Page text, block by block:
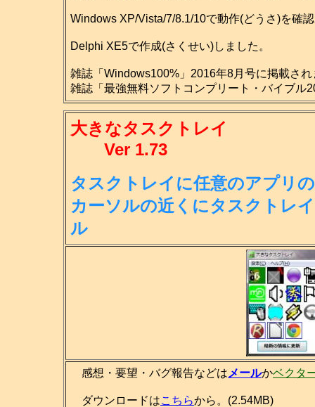
Windows XP/Vista/7/8.1/10で動作(どうさ)を確
Delphi XE5で作成(さくせい)しました。
雑誌「Windows100%」2016年8月号に掲載され
雑誌「最強無料ソフトコンプリート・バイブル
大きなタスクトレイ
Ver 1.73
タスクトレイに任意のアプリ
カーソルの近くにタスクトレ
ル
感想・要望・バグ報告などは メールかベクタ
ダウンロードはこちらから。(2.54MB)